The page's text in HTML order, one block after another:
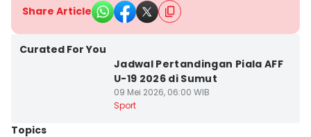
Share Article
Curated For You
Jadwal Pertandingan Piala AFF
U-19 2026 di Sumut
09 Mei 2026, 06:00 WIB
Sport
Topics